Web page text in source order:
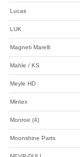
Lucas
LUK
Magneti Marelli
Mahle / KS
Meyle HD
Mintex
Monroe (4)
Moonshine Parts